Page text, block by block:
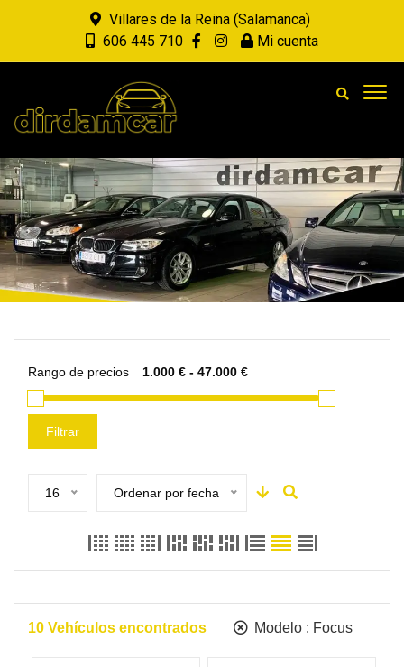
Villares de la Reina (Salamanca)
606 445 710
Mi cuenta
Rango de precios
Filtrar
16 Ordenar por fecha
10 Vehículos encontrados Modelo : Focus